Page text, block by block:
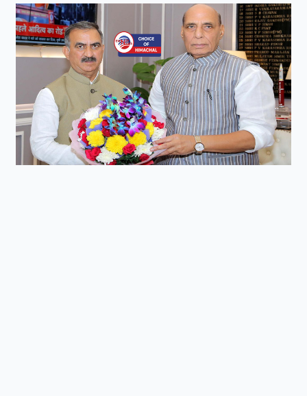
Sports
Entertainment
Lifestyle
Technology
Jobs/Career